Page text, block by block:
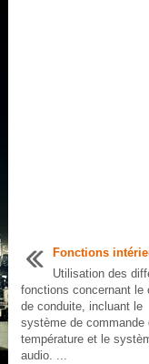
Fonctions
Utilisation des
fonctions concernant le
de conduite, incluant le
système de commande
température et le
audio. ...